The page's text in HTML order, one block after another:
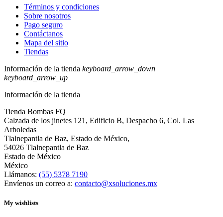
Términos y condiciones
Sobre nosotros
Pago seguro
Contáctanos
Mapa del sitio
Tiendas
Información de la tienda keyboard_arrow_down
keyboard_arrow_up
Información de la tienda
Tienda Bombas FQ
Calzada de los jinetes 121, Edificio B, Despacho 6, Col. Las
Arboledas
Tlalnepantla de Baz, Estado de México,
54026 Tlalnepantla de Baz
Estado de México
México
Llámanos: (55) 5378 7190
Envíenos un correo a: contacto@xsoluciones.mx
My wishlists